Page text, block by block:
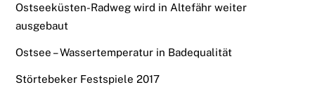
Ostseeküsten-Radweg wird in Altefähr weiter
ausgebaut
Ostsee – Wassertemperatur in Badequalität
Störtebeker Festspiele 2017